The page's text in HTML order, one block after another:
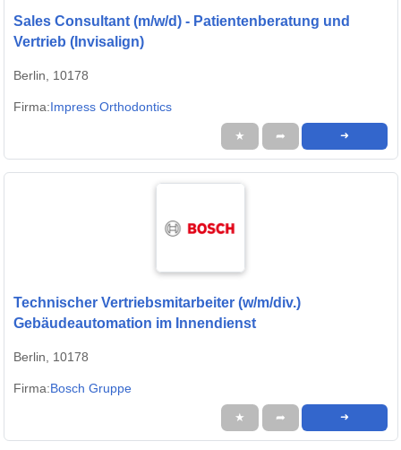
Sales Consultant (m/w/d) - Patientenberatung und
Vertrieb (Invisalign)
Berlin, 10178
Firma:Impress Orthodontics
★ ➦ ➜
Technischer Vertriebsmitarbeiter (w/m/div.)
Gebäudeautomation im Innendienst
Berlin, 10178
Firma:Bosch Gruppe
★ ➦ ➜